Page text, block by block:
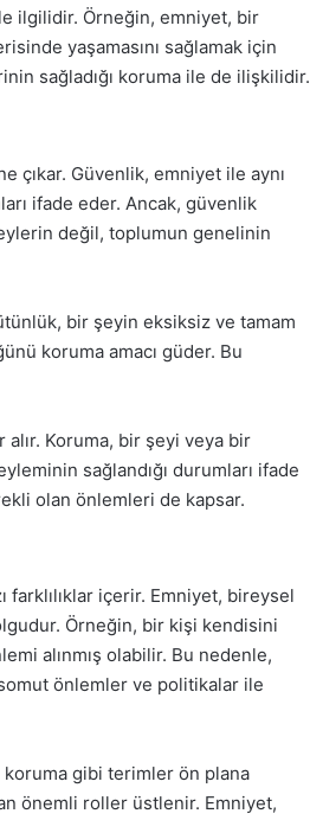
ilgilidir. Örneğin, emniyet, bir
yaşamasını sağlamak için
sağladığı koruma ile de ilişkilidir.
çıkar. Güvenlik, emniyet ile aynı
ifade eder. Ancak, güvenlik
değil, toplumun genelinin
bir şeyin eksiksiz ve tamam
koruma amacı güder. Bu
alır. Koruma, bir şeyi veya bir
sağlandığı durumları ifade
olan önlemleri de kapsar.
içerir. Emniyet, bireysel
Örneğin, bir kişi kendisini
alınmış olabilir. Bu nedenle,
önlemler ve politikalar ile
koruma gibi terimler ön plana
önemli roller üstlenir. Emniyet,